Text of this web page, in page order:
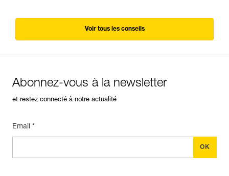
Voir tous les conseils
Abonnez-vous à la newsletter
et restez connecté à notre actualité
Email *